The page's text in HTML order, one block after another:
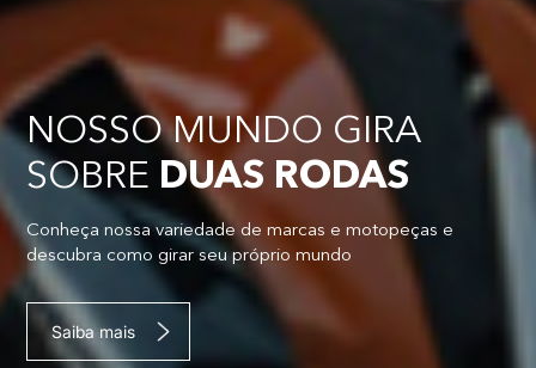
NOSSO MUNDO GIRA
SOBRE DUAS RODAS
Conheça nossa variedade de marcas e motopeças e
descubra como girar seu próprio mundo
Saiba mais